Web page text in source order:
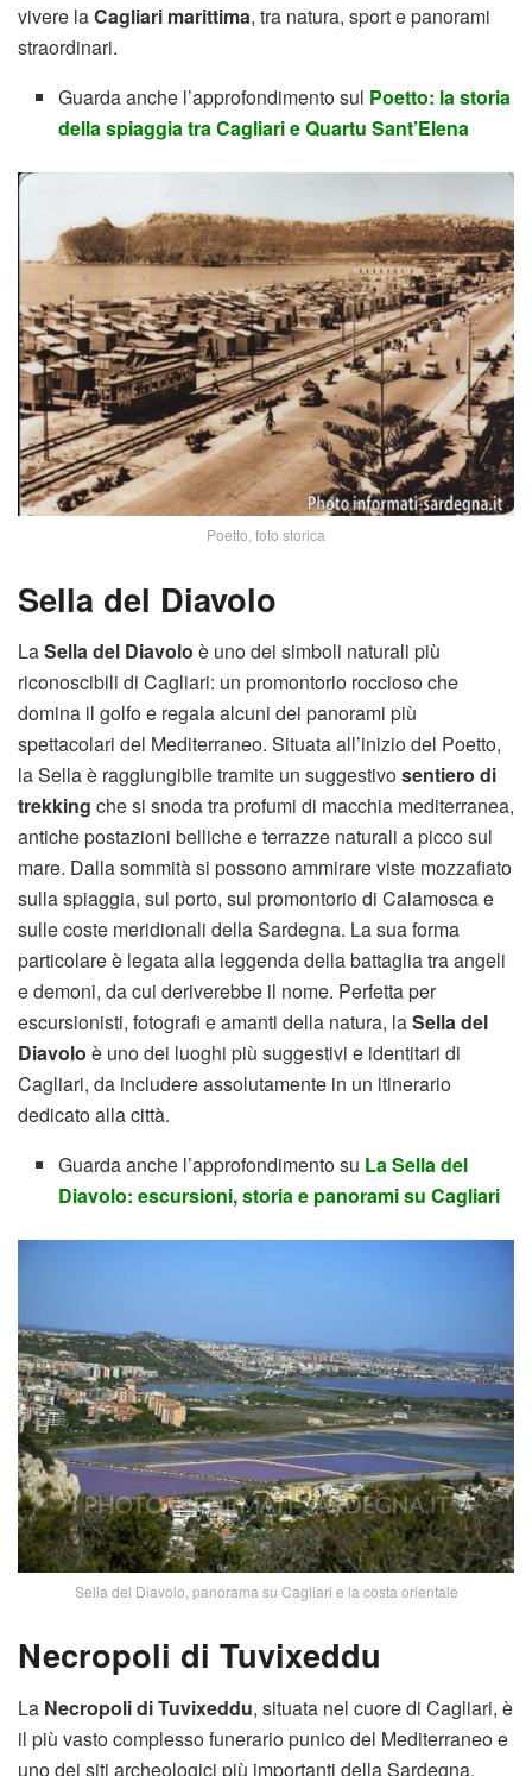
vivere laCagliari marittima, tra natura, sport e panorami
straordinari.
Guarda anche l’approfondimento sul Poetto: la storia
della spiaggia tra Cagliari e Quartu Sant’Elena
Poetto, foto storica
Sella del Diavolo
LaSella del Diavolo è uno dei simboli naturali più
riconoscibili di Cagliari: un promontorio roccioso che
domina il golfo e regala alcuni dei panorami più
spettacolari del Mediterraneo. Situata all’inizio del Poetto,
la Sella è raggiungibile tramite un suggestivosentiero di
trekking che si snoda tra profumi di macchia mediterranea,
antiche postazioni belliche e terrazze naturali a picco sul
mare. Dalla sommità si possono ammirare viste mozzafiato
sulla spiaggia, sul porto, sul promontorio di Calamosca e
sulle coste meridionali della Sardegna. La sua forma
particolare è legata alla leggenda della battaglia tra angeli
e demoni, da cui deriverebbe il nome. Perfetta per
escursionisti, fotografi e amanti della natura, laSella del
Diavolo è uno dei luoghi più suggestivi e identitari di
Cagliari, da includere assolutamente in un itinerario
dedicato alla città.
Guarda anche l’approfondimento su La Sella del
Diavolo: escursioni, storia e panorami su Cagliari
Sella del Diavolo, panorama su Cagliari e la costa orientale
Necropoli di Tuvixeddu
La Necropoli di Tuvixeddu, situata nel cuore di Cagliari, è
il più vasto complesso funerario punico del Mediterraneo e
uno dei siti archeologici più importanti della Sardegna.